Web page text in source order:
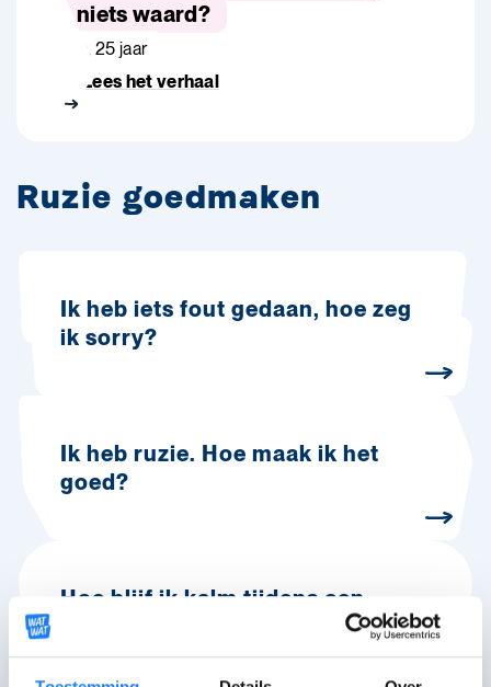
niets waard?
Ella, 25 jaar
Lees het verhaal
Ruzie goedmaken
Ik heb iets fout gedaan, hoe zeg
ik sorry?
Ik heb ruzie. Hoe maak ik het
goed?
Hoe blijf ik kalm tijdens een